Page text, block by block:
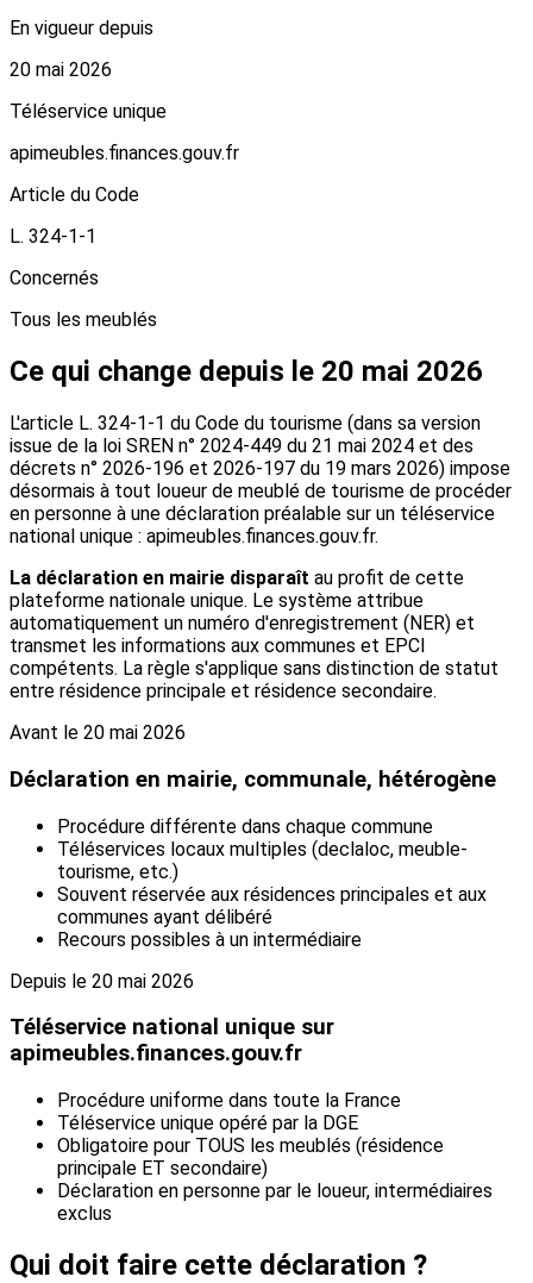
En vigueur depuis
20 mai 2026
Téléservice unique
apimeubles.finances.gouv.fr
Article du Code
L. 324-1-1
Concernés
Tous les meublés
Ce qui change depuis le 20 mai 2026
L'article L. 324-1-1 du Code du tourisme (dans sa version
issue de la loi SREN n° 2024-449 du 21 mai 2024 et des
décrets n° 2026-196 et 2026-197 du 19 mars 2026) impose
désormais à tout loueur de meublé de tourisme de procéder
en personne à une déclaration préalable sur un téléservice
national unique : apimeubles.finances.gouv.fr.
La déclaration en mairie disparaît au profit de cette
plateforme nationale unique. Le système attribue
automatiquement un numéro d'enregistrement (NER) et
transmet les informations aux communes et EPCI
compétents. La règle s'applique sans distinction de statut
entre résidence principale et résidence secondaire.
Avant le 20 mai 2026
Déclaration en mairie, communale, hétérogène
Procédure différente dans chaque commune
Téléservices locaux multiples (declaloc, meuble-
tourisme, etc.)
Souvent réservée aux résidences principales et aux
communes ayant délibéré
Recours possibles à un intermédiaire
Depuis le 20 mai 2026
Téléservice national unique sur
apimeubles.finances.gouv.fr
Procédure uniforme dans toute la France
Téléservice unique opéré par la DGE
Obligatoire pour TOUS les meublés (résidence
principale ET secondaire)
Déclaration en personne par le loueur, intermédiaires
exclus
Qui doit faire cette déclaration ?